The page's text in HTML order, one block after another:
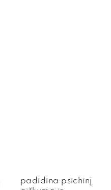
padidina psichinį